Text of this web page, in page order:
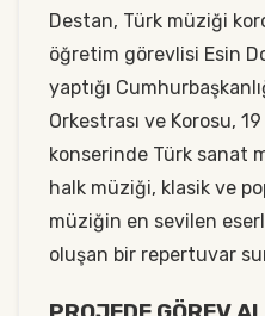
Destan, Türk müziği
öğretim görevlisi Esin
yaptığı
Orkestrası ve Korosu,
konserinde Türk sanat
halk müziği, klasik ve
müziğin en sevilen
oluşan bir repertuvar